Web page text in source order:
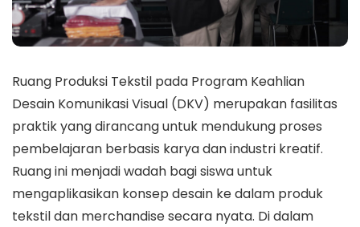
Ruang Produksi Tekstil pada Program Keahlian
Desain Komunikasi Visual (DKV) merupakan fasilitas
praktik yang dirancang untuk mendukung proses
pembelajaran berbasis karya dan industri kreatif.
Ruang ini menjadi wadah bagi siswa untuk
mengaplikasikan konsep desain ke dalam produk
tekstil dan merchandise secara nyata. Di dalam